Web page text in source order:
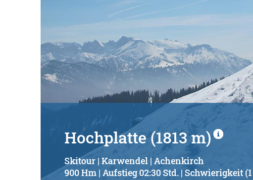
Suchbegriff:
Hochplatte (1813 m)
Skitour | Karwendel | Achenkirch
900 Hm | Aufstieg 02:30 Std. | Schwierigkeit